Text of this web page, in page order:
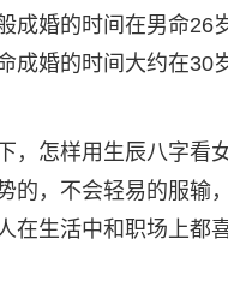
成婚的时间在男命26
成婚的时间大约在30
，怎样用生辰八字看
的，不会轻易的服输
在生活中和职场上都